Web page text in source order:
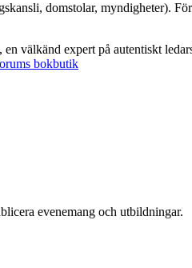
domstolar, myndigheter).
välkänd expert på autentiskt
bokbutik
evenemang och utbildningar.